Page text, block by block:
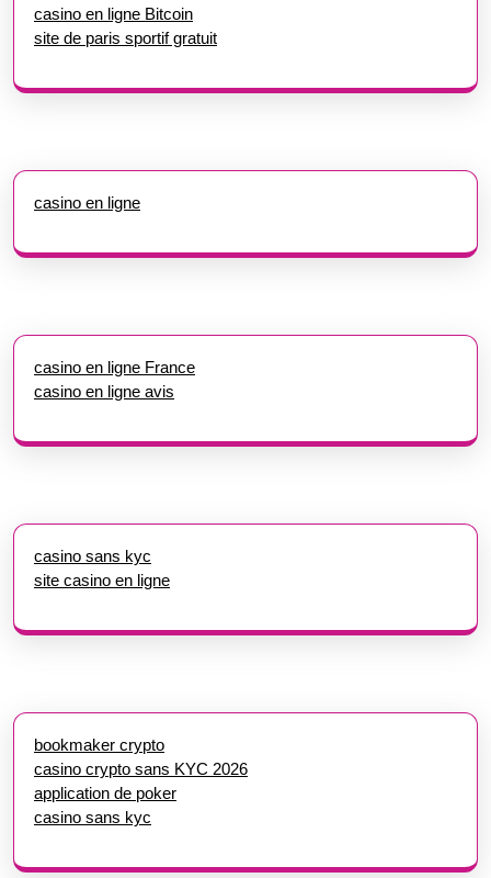
casino en ligne Bitcoin
site de paris sportif gratuit
casino en ligne
casino en ligne France
casino en ligne avis
casino sans kyc
site casino en ligne
bookmaker crypto
casino crypto sans KYC 2026
application de poker
casino sans kyc